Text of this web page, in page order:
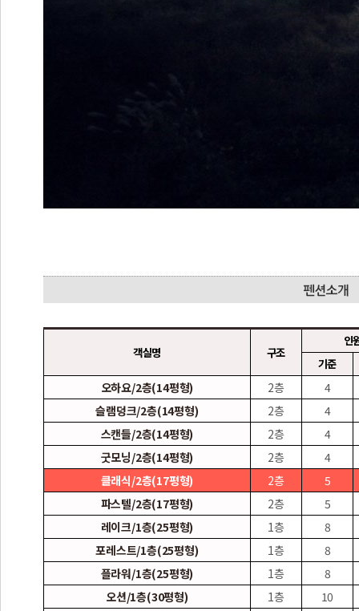
객실명 구조
인
기준
오하요/2층(14평형) 2층
4
슬램덩크/2층(14평형)
2층
4
스캔들/2층(14평형)
2층
4
굿모닝/2층(14평형)
2층
4
클래식/2층(17평형)
2층
5
파스텔/2층(17평형)
2층
5
레이크/1층(25평형)
1층
8
포레스트/1층(25평형)
1층
8
플라워/1층(25평형)
1층
8
오션/1층(30평형)
1층
10